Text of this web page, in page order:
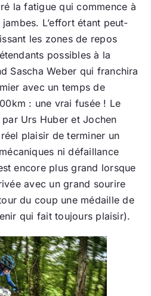
la fatigue qui commence à
L’effort étant peut-
les zones de repos
possibles à la
Sascha Weber qui franchira
avec un temps de
: une vrai fusée ! Le
Urs Huber et Jochen
plaisir de terminer un
ni défaillance
encore plus grand lorsque
avec un grand sourire
du coup une médaille de
qui fait toujours plaisir).